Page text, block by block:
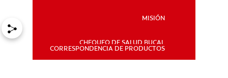
MISIÓN
CHEQUEO DE SALUD BUCAL
CORRESPONDENCIA DE PRODUCTOS